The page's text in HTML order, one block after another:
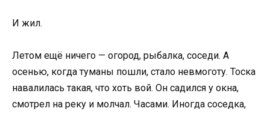
И жил.
Летом ещё ничего — огород, рыбалка, соседи. А
осенью, когда туманы пошли, стало невмоготу. Тоска
навалилась такая, что хоть вой. Он садился у окна,
смотрел на реку и молчал. Часами. Иногда соседка,